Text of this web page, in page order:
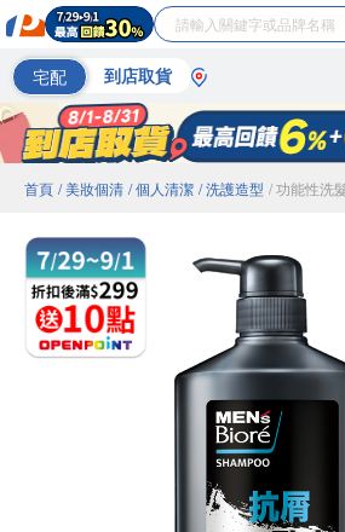
宅配 到店取貨
首頁 / 美妝個清 / 個人清潔 / 洗護造型 / 功能性洗